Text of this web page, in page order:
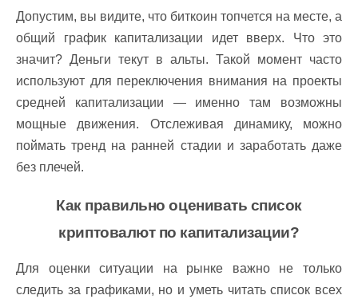
Допустим, вы видите, что биткоин топчется на месте, а
общий график капитализации идет вверх. Что это
значит? Деньги текут в альты. Такой момент часто
используют для переключения внимания на проекты
средней капитализации — именно там возможны
мощные движения. Отслеживая динамику, можно
поймать тренд на ранней стадии и заработать даже
без плечей.
Как правильно оценивать список
криптовалют по капитализации?
Для оценки ситуации на рынке важно не только
следить за графиками, но и уметь читать список всех